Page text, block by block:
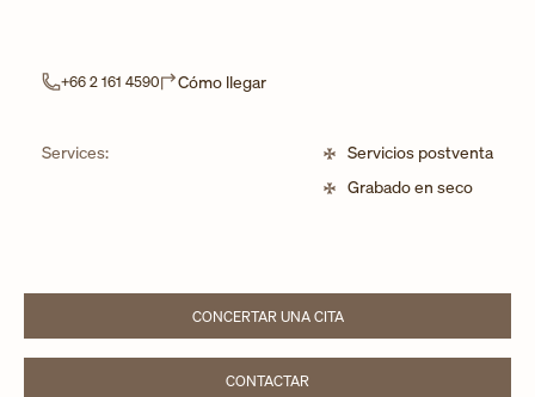
+66 2 161 4590 Cómo llegarLink Opens in New Tab
Services:
Servicios postventa
Grabado en seco
CONCERTAR UNA CITALINK OPENS IN NEW TAB
CONTACTARLINK OPENS IN NEW TAB